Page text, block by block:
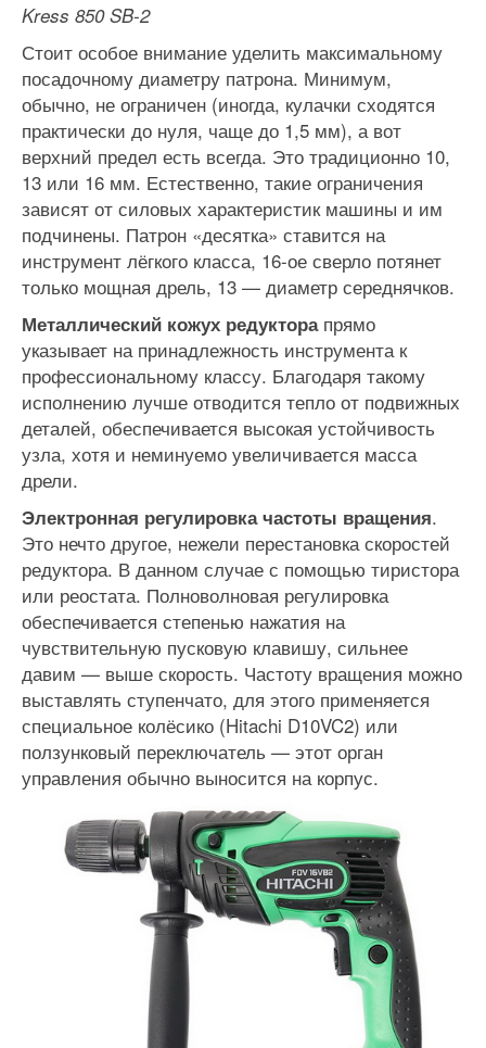
Kress 850 SB-2
Стоит особое внимание уделить максимальному
посадочному диаметру патрона. Минимум,
обычно, не ограничен (иногда, кулачки сходятся
практически до нуля, чаще до 1,5 мм), а вот
верхний предел есть всегда. Это традиционно 10,
13 или 16 мм. Естественно, такие ограничения
зависят от силовых характеристик машины и им
подчинены. Патрон «десятка» ставится на
инструмент лёгкого класса, 16-ое сверло потянет
только мощная дрель, 13 — диаметр середнячков.
Металлический кожух редукторапрямо
указывает на принадлежность инструмента к
профессиональному классу. Благодаря такому
исполнению лучше отводится тепло от подвижных
деталей, обеспечивается высокая устойчивость
узла, хотя и неминуемо увеличивается масса
дрели.
Электронная регулировка частоты вращения.
Это нечто другое, нежели перестановка скоростей
редуктора. В данном случае с помощью тиристора
или реостата. Полноволновая регулировка
обеспечивается степенью нажатия на
чувствительную пусковую клавишу, сильнее
давим — выше скорость. Частоту вращения можно
выставлять ступенчато, для этого применяется
специальное колёсико (Hitachi D10VC2) или
ползунковый переключатель — этот орган
управления обычно выносится на корпус.